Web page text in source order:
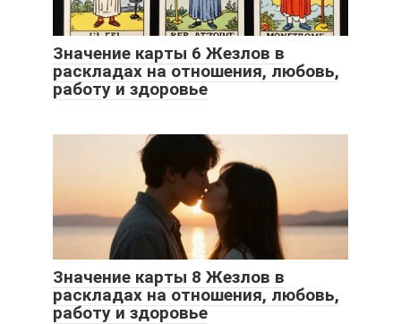
Значение карты 6 Жезлов в
раскладах на отношения, любовь,
работу и здоровье
Значение карты 8 Жезлов в
раскладах на отношения, любовь,
работу и здоровье